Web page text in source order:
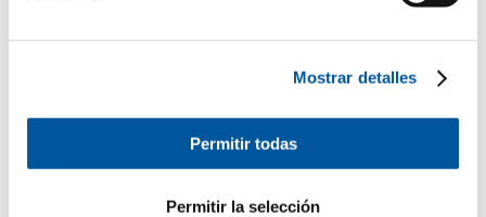
Mostrar detalles
Permitir todas
Permitir la selección